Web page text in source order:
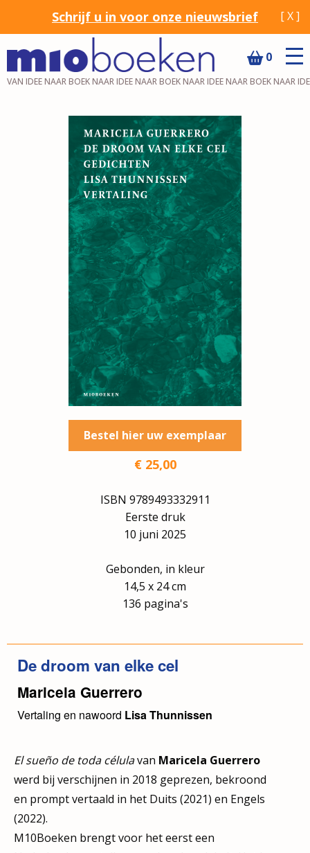
Schrijf u in voor onze nieuwsbrief [ X ]
0
VAN IDEE NAAR BOEK NAAR IDEE NAAR BOEK NAAR IDEE NAAR BOEK NAAR
De droom van elke cel
Maricela Guerrero
Vertaling en nawoord Lisa Thunnissen
El sueño de toda célulavan Maricela Guerrero
werd bij verschijnen in 2018 geprezen, bekroond
en prompt vertaald in het Duits (2021) en Engels
(2022).
M10Boeken brengt voor het eerst een
Bestel hier uw exemplaar
€ 25,00
ISBN 9789493332911
Eerste druk
10 juni 2025
Gebonden, in kleur
14,5 x 24 cm
136 pagina's